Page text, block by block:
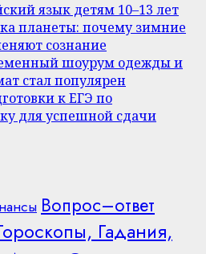
язык детям 10–13 лет
планеты: почему зимние
сознание
шоурум одежды и
стал популярен
к ЕГЭ по
для успешной сдачи
Вопрос–ответ
Гадания,